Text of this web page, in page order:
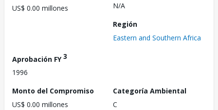
US$ 0.00 millones
N/A
Región
Eastern and Southern Africa
Aprobación FY3
1996
Monto del Compromiso
US$ 0.00 millones
Categoría Ambiental
C